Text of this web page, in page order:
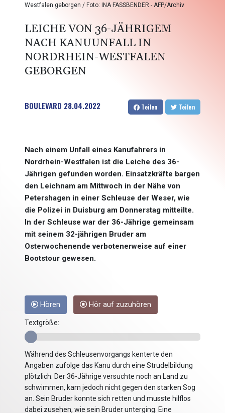
Westfalen geborgen / Foto: INA FASSBENDER - AFP/Archiv
LEICHE VON 36-JÄHRIGEM
NACH KANUUNFALL IN
NORDRHEIN-WESTFALEN
GEBORGEN
BOULEVARD 28.04.2022 Teilen Teilen
Nach einem Unfall eines Kanufahrers in
Nordrhein-Westfalen ist die Leiche des 36-
Jährigen gefunden worden. Einsatzkräfte bargen
den Leichnam am Mittwoch in der Nähe von
Petershagen in einer Schleuse der Weser, wie
die Polizei in Duisburg am Donnerstag mitteilte.
In der Schleuse war der 36-Jährige gemeinsam
mit seinem 32-jährigen Bruder am
Osterwochenende verbotenerweise auf einer
Bootstour gewesen.
Hören Hör auf zuzuhören
Textgröße:
Während des Schleusenvorgangs kenterte den
Angaben zufolge das Kanu durch eine Strudelbildung
plötzlich. Der 36-Jährige versuchte noch an Land zu
schwimmen, kam jedoch nicht gegen den starken Sog
an. Sein Bruder konnte sich retten und musste hilflos
dabei zusehen, wie sein Bruder unterging. Eine